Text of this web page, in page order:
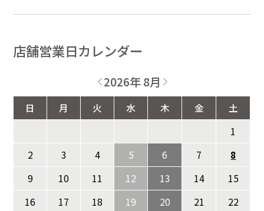
店舗営業日カレンダー
2026年 8月
日 月 火 水 木 金
土
1
2
3 4 5 6 7
8
9
10 11 12 13 14
15
16
17 18 19 20 21
22